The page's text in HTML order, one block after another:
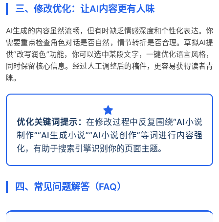
三、修改优化：让AI内容更有人味
AI生成的内容虽然流畅，但有时缺乏情感深度和个性化表达。你
需要重点检查角色对话是否自然，情节转折是否合理。草拟AI提
供“改写润色”功能，你可以选中某段文字，一键优化语言风格，
同时保留核心信息。经过人工调整后的稿件，更容易获得读者青
睐。
优化关键词提示：在修改过程中反复围绕“AI小说
制作”“AI生成小说”“AI小说创作”等词进行内容强
化，有助于搜索引擎识别你的页面主题。
四、常见问题解答（FAQ）